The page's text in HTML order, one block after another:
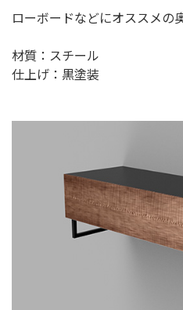
ローボードなどにオススメの
材質：スチール
仕上げ：黒塗装